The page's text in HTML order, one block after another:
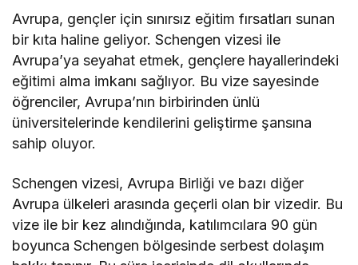
Avrupa, gençler için sınırsız eğitim fırsatları sunan
bir kıta haline geliyor. Schengen vizesi ile
Avrupa’ya seyahat etmek, gençlere hayallerindeki
eğitimi alma imkanı sağlıyor. Bu vize sayesinde
öğrenciler, Avrupa’nın birbirinden ünlü
üniversitelerinde kendilerini geliştirme şansına
sahip oluyor.
Schengen vizesi, Avrupa Birliği ve bazı diğer
Avrupa ülkeleri arasında geçerli olan bir vizedir. Bu
vize ile bir kez alındığında, katılımcılara 90 gün
boyunca Schengen bölgesinde serbest dolaşım